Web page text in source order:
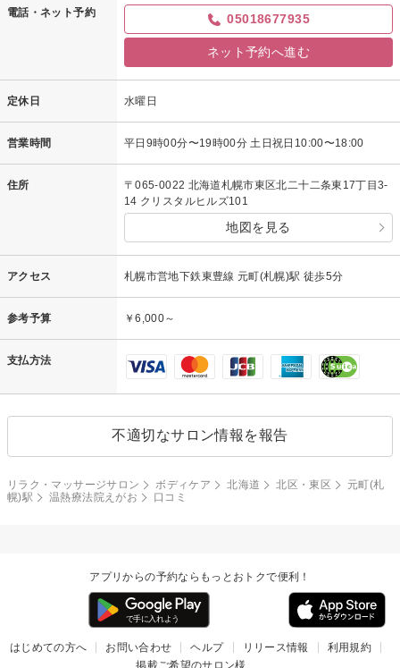
電話・ネット予約 05018677935
ネット予約へ進む
定休日 水曜日
営業時間 平日9時00分〜19時00分 土日祝日10:00〜18:00
住所
〒065-0022 北海道札幌市東区北二十二条東17丁目3-
14 クリスタルヒルズ101
地図を見る
アクセス 札幌市営地下鉄東豊線 元町(札幌)駅 徒歩5分
参考予算 ￥6,000～
支払方法
不適切なサロン情報を報告
リラク・マッサージサロン ボディケア 北海道 北区・東区
元町(札
幌)駅
温熱療法院えがお 口コミ
アプリからの予約ならもっとおトクで便利！
はじめての方へ お問い合わせ ヘルプ リリース情報
利用規約
掲載ご希望のサロン様